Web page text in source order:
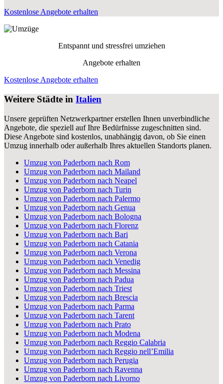
Kostenlose Angebote erhalten
Entspannt und stressfrei umziehen
Angebote erhalten
Kostenlose Angebote erhalten
Weitere Städte in Italien
Unsere geprüften Netzwerkpartner erstellen Ihnen unverbindliche
Angebote, die speziell auf Ihre Bedürfnisse zugeschnitten sind.
Diese Angebote sind kostenlos, unabhängig davon, ob Sie einen
Umzug innerhalb oder außerhalb Ihres aktuellen Standorts planen.
Umzug von Paderborn nach Rom
Umzug von Paderborn nach Mailand
Umzug von Paderborn nach Neapel
Umzug von Paderborn nach Turin
Umzug von Paderborn nach Palermo
Umzug von Paderborn nach Genua
Umzug von Paderborn nach Bologna
Umzug von Paderborn nach Florenz
Umzug von Paderborn nach Bari
Umzug von Paderborn nach Catania
Umzug von Paderborn nach Verona
Umzug von Paderborn nach Venedig
Umzug von Paderborn nach Messina
Umzug von Paderborn nach Padua
Umzug von Paderborn nach Triest
Umzug von Paderborn nach Brescia
Umzug von Paderborn nach Parma
Umzug von Paderborn nach Tarent
Umzug von Paderborn nach Prato
Umzug von Paderborn nach Modena
Umzug von Paderborn nach Reggio Calabria
Umzug von Paderborn nach Reggio nell’Emilia
Umzug von Paderborn nach Perugia
Umzug von Paderborn nach Ravenna
Umzug von Paderborn nach Livorno